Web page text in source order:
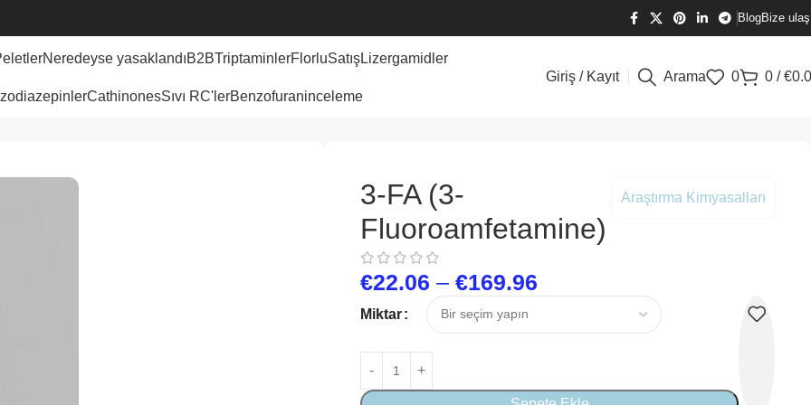
BlogBize
Neredeyse yasaklandıB2BTriptaminlerFlorluSatışLizergamidler
CathinonesSıvı RC'lerBenzofuraninceleme
Giriş / Kayıt Arama 0 0 / €
3-FA (3-
Fluoroamfetamine)
Araştırma Kimyasalları
€22.06 –€169.96
Miktar